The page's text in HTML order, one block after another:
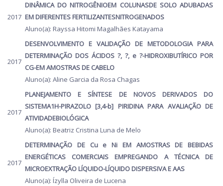
2017
DINÂMICA DO NITROGÊNIOEM COLUNASDE SOLO ADUBADAS
EM DIFERENTES FERTILIZANTESNITROGENADOS
Aluno(a): Rayssa Hitomi Magalhães Katayama
2017
DESENVOLVIMENTO E VALIDAÇÃO DE METODOLOGIA PARA
DETERMINAÇÃO DOS ÁCIDOS ?, ?, e ?-HIDROXIBUTÍRICO POR
CG-EM AMOSTRAS DE CABELO
Aluno(a): Aline Garcia da Rosa Chagas
2017
PLANEJAMENTO E SÍNTESE DE NOVOS DERIVADOS DO
SISTEMA1H-PIRAZOLO [3,4-b] PIRIDINA PARA AVALIAÇÃO DE
ATIVIDADEBIOLÓGICA
Aluno(a): Beatriz Cristina Luna de Melo
2017
DETERMINAÇÃO DE Cu e Ni EM AMOSTRAS DE BEBIDAS
ENERGÉTICAS COMERCIAIS EMPREGANDO A TÉCNICA DE
MICROEXTRAÇÃO LÍQUIDO-LÍQUIDO DISPERSIVA E AAS
Aluno(a): Ízylla Oliveira de Lucena